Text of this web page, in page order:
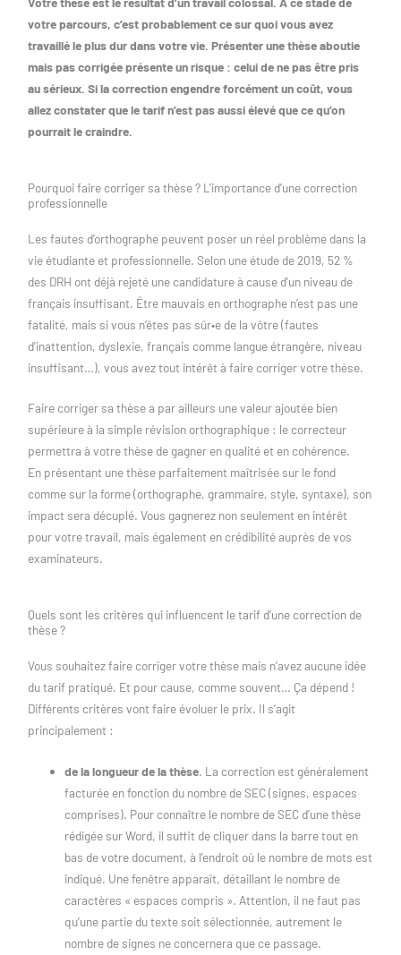
votre parcours, c’est probablement ce sur quoi vous avez
travaillé le plus dur dans votre vie. Présenter une thèse aboutie
mais pas corrigée présente un risque : celui de ne pas être pris
au sérieux. Si la correction engendre forcément un coût, vous
allez constater que le tarif n’est pas aussi élevé que ce qu’on
pourrait le craindre.
Pourquoi faire corriger sa thèse ? L'importance d'une correction
professionnelle
Les fautes d’orthographe peuvent poser un réel problème dans la
vie étudiante et professionnelle. Selon une étude de 2019, 52 %
des DRH ont déjà rejeté une candidature à cause d’un niveau de
français insuffisant. Être mauvais en orthographe n’est pas une
fatalité, mais si vous n’êtes pas sûr•e de la vôtre (fautes
d’inattention, dyslexie, français comme langue étrangère, niveau
insuffisant…), vous avez tout intérêt à faire corriger votre thèse.
Faire corriger sa thèse a par ailleurs une valeur ajoutée bien
supérieure à la simple révision orthographique : le correcteur
permettra à votre thèse de gagner en qualité et en cohérence.
En présentant une thèse parfaitement maîtrisée sur le fond
comme sur la forme (orthographe, grammaire, style, syntaxe), son
impact sera décuplé. Vous gagnerez non seulement en intérêt
pour votre travail, mais également en crédibilité auprès de vos
examinateurs.
Quels sont les critères qui influencent le tarif d'une correction de
thèse ?
Vous souhaitez faire corriger votre thèse mais n’avez aucune idée
du tarif pratiqué. Et pour cause, comme souvent… Ça dépend !
Différents critères vont faire évoluer le prix. Il s’agit
principalement :
de la longueur de la thèse. La correction est généralement
facturée en fonction du nombre de SEC (signes, espaces
comprises). Pour connaître le nombre de SEC d’une thèse
rédigée sur Word, il suffit de cliquer dans la barre tout en
bas de votre document, à l’endroit où le nombre de mots est
indiqué. Une fenêtre apparaît, détaillant le nombre de
caractères « espaces compris ». Attention, il ne faut pas
qu’une partie du texte soit sélectionnée, autrement le
nombre de signes ne concernera que ce passage.